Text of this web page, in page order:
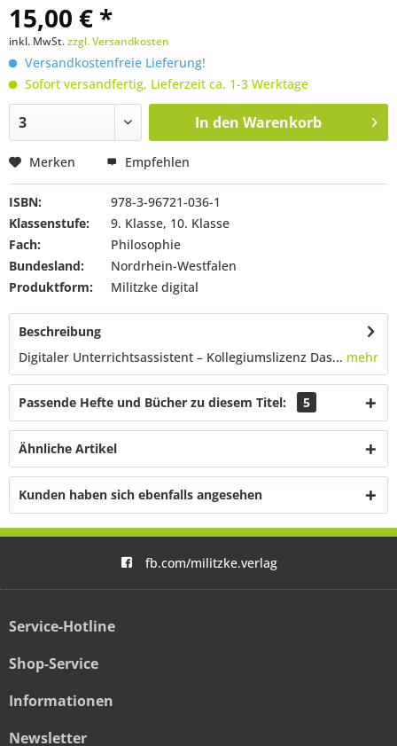
15,00 € *
inkl. MwSt.zzgl. Versandkosten
Versandkostenfreie Lieferung!
Sofort versandfertig, Lieferzeit ca. 1-3 Werktage
In den Warenkorb
Merken Empfehlen
ISBN:
978-3-96721-036-1
Klassenstufe:
9. Klasse, 10. Klasse
Fach:
Philosophie
Bundesland:
Nordrhein-Westfalen
Produktform:
Militzke digital
Beschreibung
Digitaler Unterrichtsassistent – Kollegiumslizenz Das... mehr
Passende Hefte und Bücher zu diesem Titel: 5
Ähnliche Artikel
Kunden haben sich ebenfalls angesehen
fb.com/militzke.verlag
Service-Hotline
Shop-Service
Informationen
Newsletter